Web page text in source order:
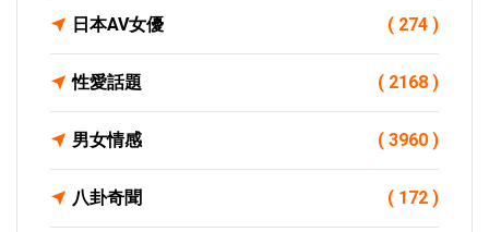
日本AV女優 ( 274 )
性愛話題 ( 2168 )
男女情感 ( 3960 )
八卦奇聞 ( 172 )